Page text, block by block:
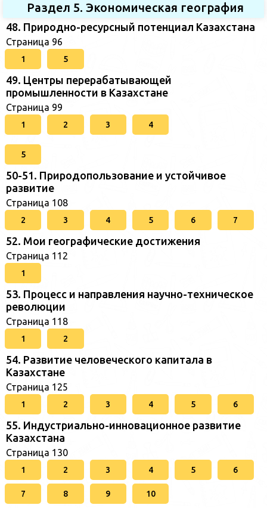
Раздел 5. Экономическая география
48. Природно-ресурсный потенциал Казахстана
Страница 96
1 5
49. Центры перерабатывающей
промышленности в Казахстане
Страница 99
1 2 3 4
5
50-51. Природопользование и устойчивое
развитие
Страница 108
2 3 4 5 6 7
52. Мои географические достижения
Страница 112
1
53. Процесс и направления научно-техническое
революции
Страница 118
1 2
54. Развитие человеческого капитала в
Казахстане
Страница 125
1 2 3 4 5 6
55. Индустриально-инновационное развитие
Казахстана
Страница 130
1 2 3 4 5 6
7 8 9 10